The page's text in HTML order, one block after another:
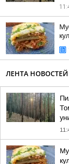
ЛЕНТА НОВОСТЕЙ